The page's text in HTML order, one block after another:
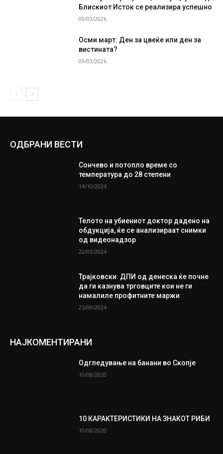
Блискиот Исток се реализира успешно
09/03/2026
Осми март: Ден за цвеќе или ден за
вистината?
09/03/2026
ОДБРАНИ ВЕСТИ
Сончево и потопло време со
температура до 28 степени
14/10/2024
Телото на убиениот доктор дадено на
обдукција, ќе се анализираат снимки
од видеонадзор
22/03/2024
Трајковски: ДПИ од денеска ќе почне
да ги казнува трговците кои не ги
намалиле профитните маржи
25/09/2024
НАЈКОМЕНТИРАНИ
Одгледување на банани во Скопје
10/08/2020
10 КАРАКТЕРИСТИКИ НА ЗНАКОТ РИБИ
10/08/2020